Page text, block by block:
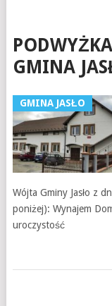
GMINA
GMINA JASŁO
Wójta Gminy Jasło z
poniżej): Wynajem
uroczystość